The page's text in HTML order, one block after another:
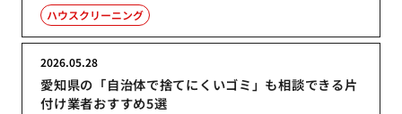
ハウスクリーニング
愛知県の「自治体で捨てにくいゴミ」も相談できる片
付け業者おすすめ5選
2026.05.28